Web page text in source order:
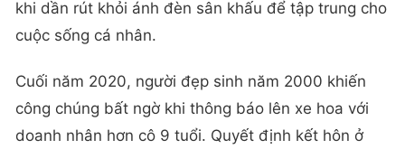
khi dần rút khỏi ánh đèn sân khấu để tập trung cho
cuộc sống cá nhân.
Cuối năm 2020, người đẹp sinh năm 2000 khiến
công chúng bất ngờ khi thông báo lên xe hoa với
doanh nhân hơn cô 9 tuổi. Quyết định kết hôn ở